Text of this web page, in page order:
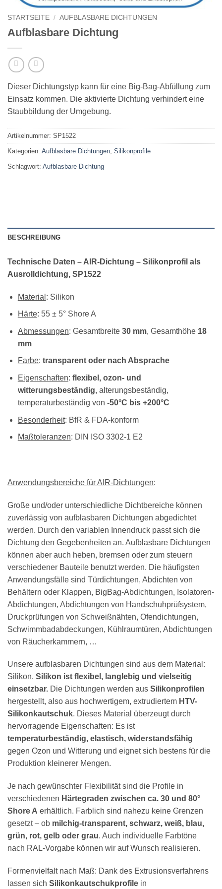
STARTSEITE / AUFBLASBARE DICHTUNGEN
Aufblasbare Dichtung
Dieser Dichtungstyp kann für eine Big-Bag-Abfüllung zum
Einsatz kommen. Die aktivierte Dichtung verhindert eine
Staubbildung der Umgebung.
Artikelnummer: SP1522
Kategorien: Aufblasbare Dichtungen Silikonprofile
Schlagwort: Aufblasbare Dichtung
BESCHREIBUNG
Technische Daten – AIR-Dichtung – Silikonprofil als
Ausrolldichtung, SP1522
Material : Silikon
Härte: 55 ± 5° Shore A
Abmessungen: Gesamtbreite30 mm, Gesamthöhe18
mm
Farbe: transparent oder nach Absprache
Eigenschaften: flexibel, ozon- und
witterungsbeständig, alterungsbeständig,
temperaturbeständig von -50°C bis +200°C
Besonderheit: BfR & FDA-konform
Maßtoleranzen: DIN ISO 3302-1 E2
Anwendungsbereiche für AIR-Dichtungen:
Große und/oder unterschiedliche Dichtbereiche können
zuverlässig von aufblasbaren Dichtungen abgedichtet
werden. Durch den variablen Innendruck passt sich die
Dichtung den Gegebenheiten an. Aufblasbare Dichtungen
können aber auch heben, bremsen oder zum steuern
verschiedener Bauteile benutzt werden. Die häufigsten
Anwendungsfälle sind Türdichtungen, Abdichten von
Behältern oder Klappen, BigBag-Abdichtungen, Isolatoren-
Abdichtungen, Abdichtungen von Handschuhprüfsystem,
Druckprüfungen von Schweißnähten, Ofendichtungen,
Schwimmbadabdeckungen, Kühlraumtüren, Abdichtungen
von Räucherkammern, …
Unsere aufblasbaren Dichtungen sind aus dem Material:
Silikon. Silikon ist flexibel, langlebig und vielseitig
einsetzbar. Die Dichtungen werden aus Silikonprofilen
hergestellt, also aus hochwertigem, extrudiertem HTV-
Silikonkautschuk. Dieses Material überzeugt durch
hervorragende Eigenschaften: Es ist
temperaturbeständig, elastisch, widerstandsfähig
gegen Ozon und Witterung und eignet sich bestens für die
Produktion kleinerer Mengen.
Je nach gewünschter Flexibilität sind die Profile in
verschiedenen Härtegraden zwischen ca. 30 und 80°
Shore A erhältlich. Farblich sind nahezu keine Grenzen
gesetzt – ob milchig-transparent, schwarz, weiß, blau,
grün, rot, gelb oder grau. Auch individuelle Farbtöne
nach RAL-Vorgabe können wir auf Wunsch realisieren.
Formenvielfalt nach Maß: Dank des Extrusionsverfahrens
lassen sich Silikonkautschukprofile in